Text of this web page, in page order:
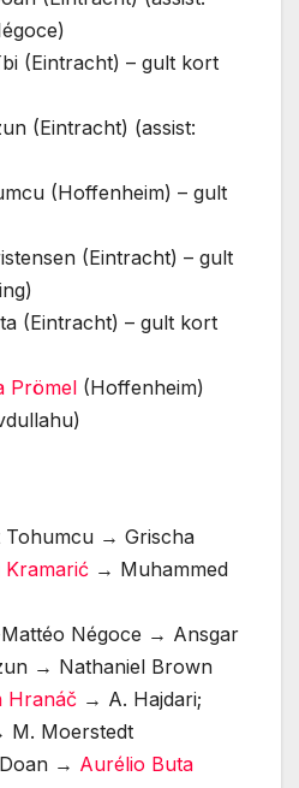
(Eintracht) – gult kort
(Eintracht) (assist:
(Hoffenheim) – gult
(Eintracht) – gult
(Eintracht) – gult kort
Prömel (Hoffenheim)
Tohumcu → Grischa
Kramarić → Muhammed
Mattéo Négoce → Ansgar
→ Nathaniel Brown
Hranáč → A. Hajdari;
M. Moerstedt
Doan → Aurélio Buta